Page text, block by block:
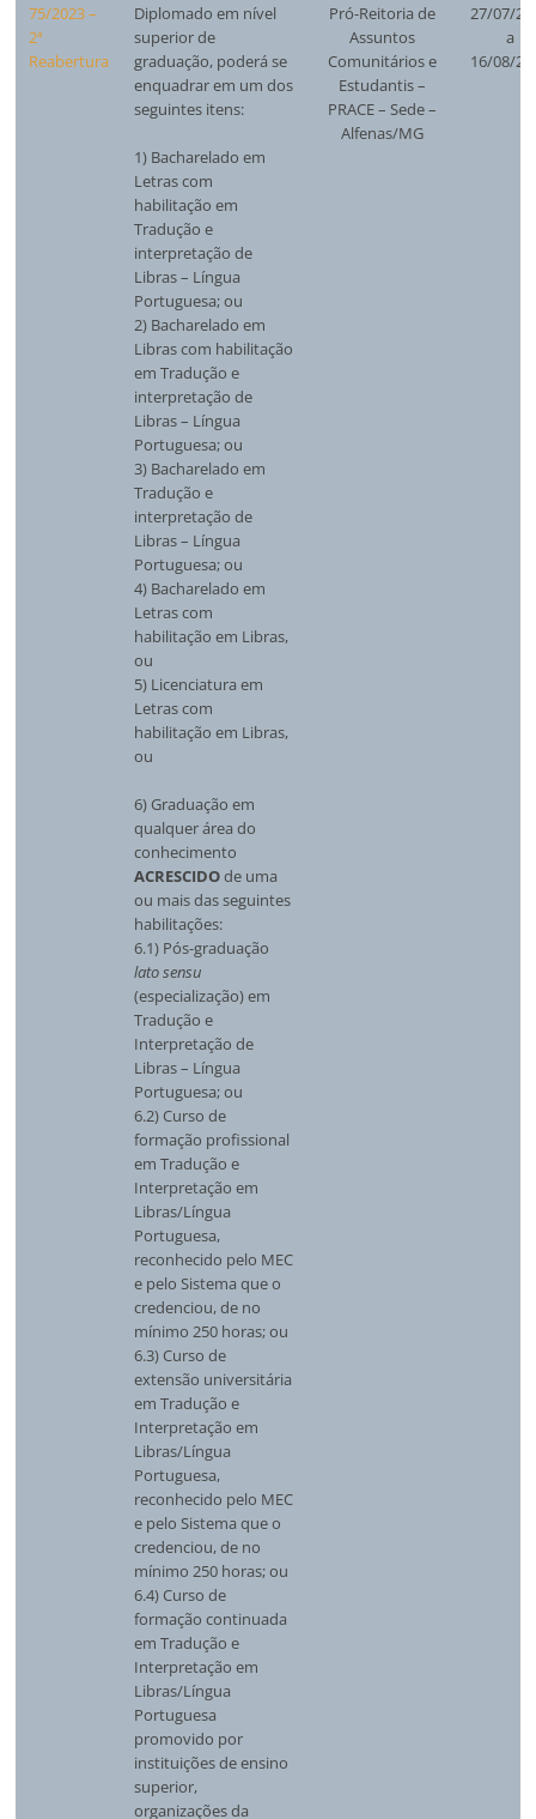
75/2023 –
2ª
Reabertura
Diplomado em nível
superior de
graduação, poderá se
enquadrar em um dos
seguintes itens:
1) Bacharelado em
Letras com
habilitação em
Tradução e
interpretação de
Libras – Língua
Portuguesa; ou
2) Bacharelado em
Libras com habilitação
em Tradução e
interpretação de
Libras – Língua
Portuguesa; ou
3) Bacharelado em
Tradução e
interpretação de
Libras – Língua
Portuguesa; ou
4) Bacharelado em
Letras com
habilitação em Libras,
ou
5) Licenciatura em
Letras com
habilitação em Libras,
ou
6) Graduação em
qualquer área do
conhecimento
ACRESCIDOde uma
ou mais das seguintes
habilitações:
6.1) Pós-graduação
lato sensu
(especialização) em
Tradução e
Interpretação de
Libras – Língua
Portuguesa; ou
6.2) Curso de
formação profissional
em Tradução e
Interpretação em
Libras/Língua
Portuguesa,
reconhecido pelo MEC
e pelo Sistema que o
credenciou, de no
mínimo 250 horas; ou
6.3) Curso de
extensão universitária
em Tradução e
Interpretação em
Libras/Língua
Portuguesa,
reconhecido pelo MEC
e pelo Sistema que o
credenciou, de no
mínimo 250 horas; ou
6.4) Curso de
formação continuada
em Tradução e
Interpretação em
Libras/Língua
Portuguesa
promovido por
instituições de ensino
superior,
organizações da
Pró-Reitoria de
Assuntos
Comunitários e
Estudantis –
PRACE – Sede –
Alfenas/MG
27/07/
a
16/08/